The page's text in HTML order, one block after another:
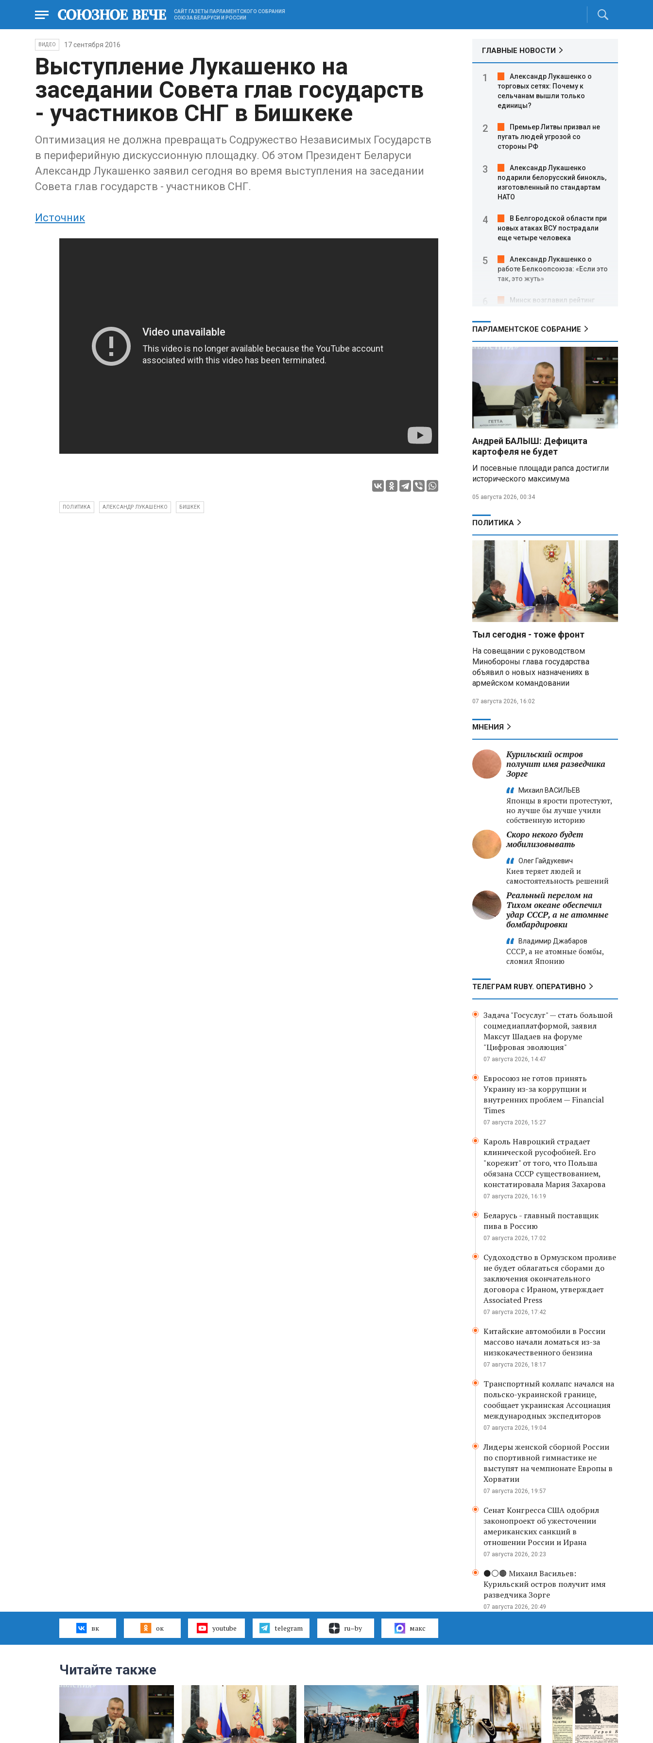
САЙТ ГАЗЕТЫ ПАРЛАМЕНТСКОГО СОБРАНИЯ
СОЮЗА БЕЛАРУСИ И РОССИИ
ВИДЕО 17 сентября 2016
Выступление Лукашенко на
заседании Совета глав государств
- участников СНГ в Бишкеке
Оптимизация не должна превращать Содружество Независимых Государств
в периферийную дискуссионную площадку. Об этом Президент Беларуси
Александр Лукашенко заявил сегодня во время выступления на заседании
Совета глав государств - участников СНГ.
Источник
ПОЛИТИКА АЛЕКСАНДР ЛУКАШЕНКО БИШКЕК
ГЛАВНЫЕ НОВОСТИ
Александр Лукашенко о
торговых сетях: Почему к
сельчанам вышли только
единицы?
Премьер Литвы призвал не
пугать людей угрозой со
стороны РФ
Александр Лукашенко
подарили белорусский бинокль,
изготовленный по стандартам
НАТО
В Белгородской области при
новых атаках ВСУ пострадали
еще четыре человека
Александр Лукашенко о
работе Белкоопсоюза: «Если это
так, это жуть»
Минск возглавил рейтинг
Минобороны РФ: при
освобождении Анискино ВСУ
понесли большие потери, часть
военных сдалась в плен
Александр Лукашенко:
Россияне «услышали батьку» и
скупают пустующие дома в
белорусских деревнях
Алесандр Лукашенко назвал
работу сельской торговли
возмутился «просрочкой и
тухлятиной»
Владимир Путин обсудил с
меры по защите инфраструктуры
Минобороны РФ: «Искандер»
уничтожил эшелон с техникой
ВСУ в Днепропетровской
области
Главы правительств ЕАЭС
подписали три соглашения по
e‑торговле, биржевому рынку и
ученым званиям
Александр Лукашенко:
Хотите «собирать сливки» в
городах — отвечайте и за
отдалённые деревни
Минобороны РФ: установлен
Харьковской области
криптообменников в «Москва-
Сити», через которую
украинские call-центры
ПАРЛАМЕНТСКОЕ СОБРАНИЕ
Андрей БАЛЫШ: Дефицита
картофеля не будет
И посевные площади рапса достигли
исторического максимума
05 августа 2026, 00:34
ПОЛИТИКА
Тыл сегодня - тоже фронт
На совещании с руководством
Минобороны глава государства
объявил о новых назначениях в
армейском командовании
07 августа 2026, 16:02
МНЕНИЯ
Курильский остров
получит имя разведчика
Зорге
Михаил ВАСИЛЬЕВ
Японцы в ярости протестуют,
но лучше бы лучше учили
собственную историю
Скоро некого будет
мобилизовывать
Олег Гайдукевич
Киев теряет людей и
самостоятельность решений
Реальный перелом на
Тихом океане обеспечил
удар СССР, а не атомные
бомбардировки
Владимир Джабаров
СССР, а не атомные бомбы,
сломил Японию
ТЕЛЕГРАМ RUBY. ОПЕРАТИВНО
Задача "Госуслуг" — стать большой
соцмедиаплатформой, заявил
Максут Шадаев на форуме
"Цифровая эволюция"
07 августа 2026, 14:47
Евросоюз не готов принять
Украину из-за коррупции и
внутренних проблем — Financial
Times
07 августа 2026, 15:27
Кароль Навроцкий страдает
клинической русофобией. Его
"корежит" от того, что Польша
обязана СССР существованием,
констатировала Мария Захарова
07 августа 2026, 16:19
Беларусь - главный поставщик
пива в Россию
07 августа 2026, 17:02
Судоходство в Ормузском проливе
не будет облагаться сборами до
заключения окончательного
договора с Ираном, утверждает
Associated Press
07 августа 2026, 17:42
Китайские автомобили в России
массово начали ломаться из-за
низкокачественного бензина
07 августа 2026, 18:17
Транспортный коллапс начался на
польско-украинской границе,
сообщает украинская Ассоциация
международных экспедиторов
07 августа 2026, 19:04
Лидеры женской сборной России
по спортивной гимнастике не
выступят на чемпионате Европы в
Хорватии
07 августа 2026, 19:57
Сенат Конгресса США одобрил
законопроект об ужесточении
американских санкций в
отношении России и Ирана
07 августа 2026, 20:23
⚫️⚪️🟤 Михаил Васильев:
Курильский остров получит имя
разведчика Зорге
07 августа 2026, 20:49
вк ок youtube telegram ru–by макс
Читайте также